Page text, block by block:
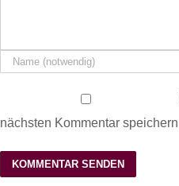
nächsten Kommentar